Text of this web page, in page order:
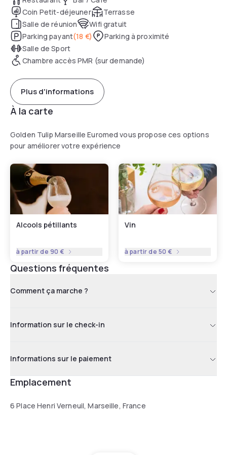
Coin Petit-déjeuner
Terrasse
Salle de réunion
Wifi gratuit
Parking payant(18 €)
Parking à proximité
Salle de Sport
Chambre accès PMR (sur demande)
Plus d'informations
À la carte
Golden Tulip Marseille Euromed vous propose ces options
pour améliorer votre expérience
Alcools pétillants
à partir de 90 €
Vin
à partir de 50 €
Questions fréquentes
Comment ça marche ?
Information sur le check-in
Informations sur le paiement
Emplacement
6 Place Henri Verneuil, Marseille, France